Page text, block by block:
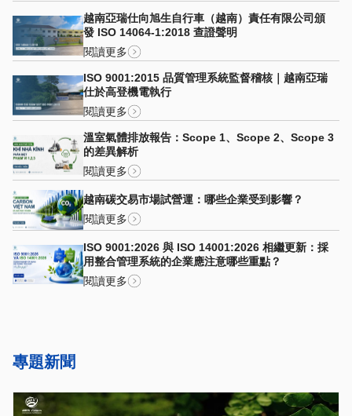
越南亞瑞仕向旭生自行車（越南）責任有限公司頒
發 ISO 14064-1:2018 查證聲明
閱讀更多
ISO 9001:2015 品質管理系統監督稽核｜越南亞瑞
仕於高登機電執行
閱讀更多
溫室氣體排放報告：Scope 1、Scope 2、Scope 3
的差異解析
閱讀更多
越南碳交易市場試營運：哪些企業受到影響？
閱讀更多
ISO 9001:2026 與 ISO 14001:2026 相繼更新：採
用整合管理系統的企業應注意哪些重點？
閱讀更多
專題新聞